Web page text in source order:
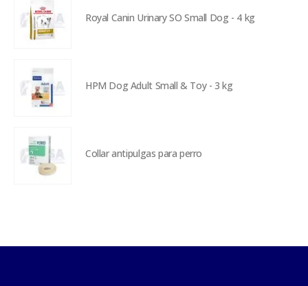
Royal Canin Urinary SO Small Dog - 4 kg
HPM Dog Adult Small & Toy - 3 kg
Collar antipulgas para perro